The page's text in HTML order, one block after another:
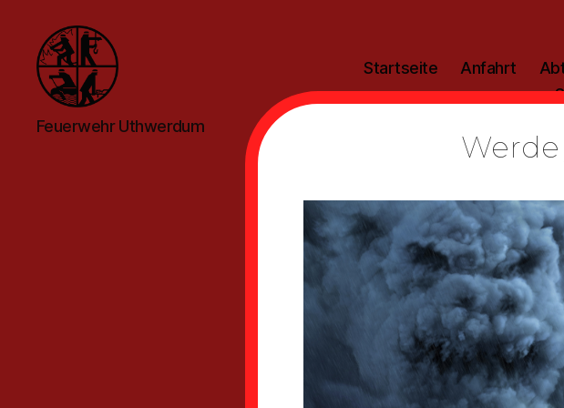
Feuerwehr
Uthwerdum
Feuerwehr Uthwerdum
Startseite Anfahrt